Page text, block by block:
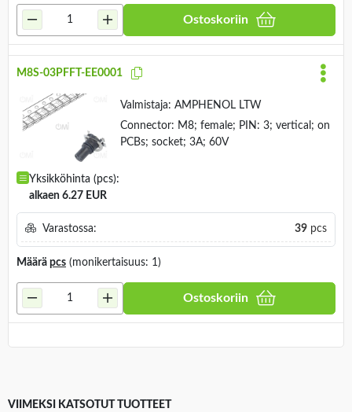
Ostoskoriin
M8S-03PFFT-EE0001
Valmistaja: AMPHENOL LTW
Connector: M8; female; PIN: 3; vertical; on
PCBs; socket; 3A; 60V
Yksikköhinta (pcs):
alkaen 6.27 EUR
Varastossa: 39 pcs
Määrä pcs (monikertaisuus: 1)
Ostoskoriin
VIIMEKSI KATSOTUT TUOTTEET